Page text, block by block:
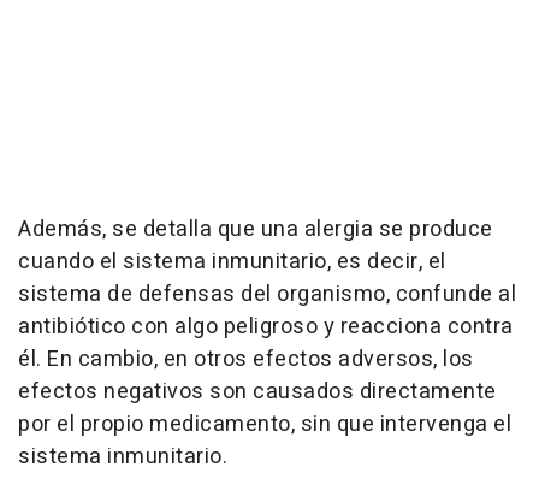
Además, se detalla que una alergia se produce
cuando el sistema inmunitario, es decir, el
sistema de defensas del organismo, confunde al
antibiótico con algo peligroso y reacciona contra
él. En cambio, en otros efectos adversos, los
efectos negativos son causados directamente
por el propio medicamento, sin que intervenga el
sistema inmunitario.